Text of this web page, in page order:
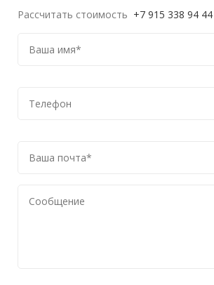
Рассчитать стоимость +7 915 338 94 44